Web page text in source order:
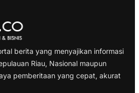
berita yang menyajikan informasi
Riau, Nasional maupun
pemberitaan yang cepat, akurat